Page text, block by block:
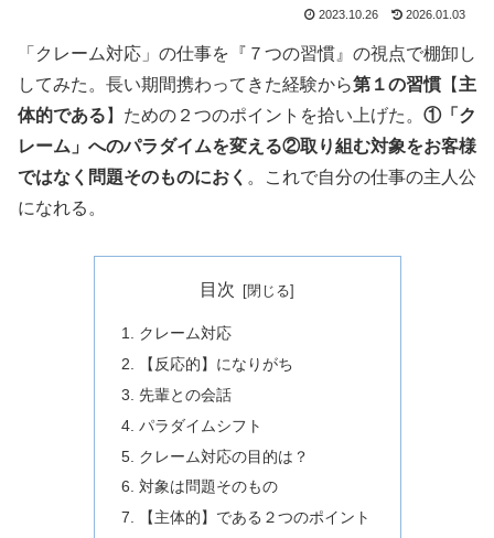
2023.10.26 2026.01.03
「クレーム対応」の仕事を『７つの習慣』の視点で棚卸し
してみた。長い期間携わってきた経験から第１の習慣 【 主
体的である 】ための２つのポイントを拾い上げた。 ①「ク
レーム」へのパラダイムを変える②取り組む対象をお客様
ではなく問題そのものにおく 。これで自分の仕事の主人公
になれる。
目次
クレーム対応
【反応的】になりがち
先輩との会話
パラダイムシフト
クレーム対応の目的は？
対象は問題そのもの
【主体的】である２つのポイント